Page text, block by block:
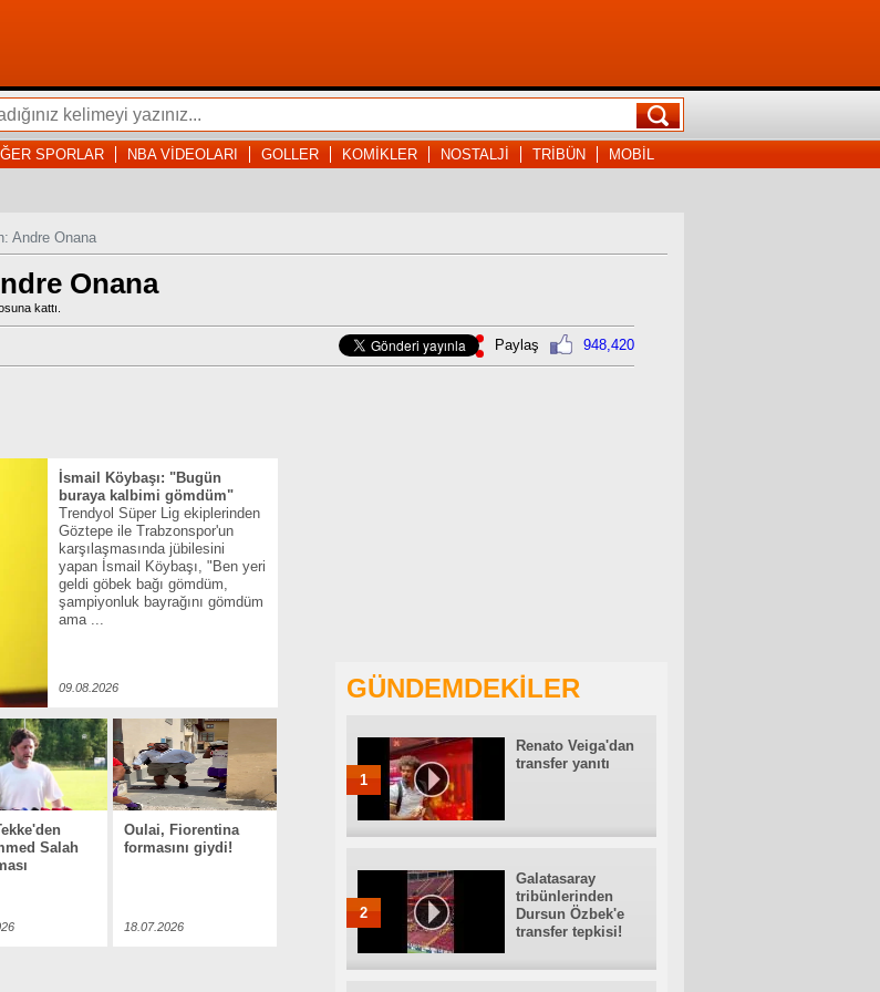
SPORLAR NBA VİDEOLARI GOLLER KOMİKLER NOSTALJİ TRİBÜN MOBİL
Andre Onana
Onana
kattı.
948,420
Paylaş
İsmail Köybaşı: "Bugün
buraya kalbimi gömdüm"
Trendyol Süper Lig ekiplerinden
Göztepe ile Trabzonspor'un
karşılaşmasında jübilesini
yapan İsmail Köybaşı, "Ben yeri
geldi göbek bağı gömdüm,
şampiyonluk bayrağını gömdüm
ama ...
09.08.2026
Salah
Oulai, Fiorentina
formasını giydi!
18.07.2026
GÜNDEMDEKİLER
1
Renato Veiga'dan
transfer yanıtı
2
Galatasaray
tribünlerinden
Dursun Özbek'e
transfer tepkisi!